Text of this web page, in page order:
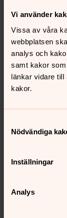
Vi använder
Vissa av våra
webbplatsen
analys och
samt kakor
länkar vidare till
kakor.
Nödvändiga
Inställningar
Analys